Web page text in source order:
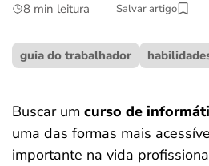
últimas notícias
ferramentas
8 min leitura Salvar artigo
guia do trabalhador
Buscar um curso de
uma das formas mais
importante na vida